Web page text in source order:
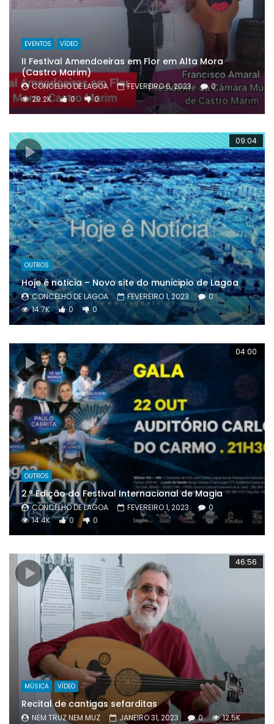
EVENTOS VÍDEO
II Festival Amendoeiras em Flor em Alta Mora
(Castro Marim)
CONCELHO DE LAGOA FEVEREIRO 6, 2023
0
29.2K
0 0
09:04
OUTROS
Hoje é noticia – Novo site do municipio de Lagoa
CONCELHO DE LAGOA FEVEREIRO 1, 2023
0
14.7K
0 0
04:00
OUTROS
2.ª Edição do Festival Internacional de Magia
CONCELHO DE LAGOA FEVEREIRO 1, 2023
0
14.4K
0 0
46:56
MÚSICA VÍDEO
Recital de cantigas sefarditas
NEM TRUZ NEM MUZ JANEIRO 31, 2023 0
12.5K